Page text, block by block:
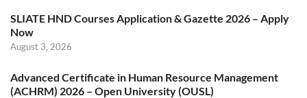
SLIATE HND Courses Application & Gazette 2026 – Apply
Now
August 3, 2026
Advanced Certificate in Human Resource Management
(ACHRM) 2026 – Open University (OUSL)